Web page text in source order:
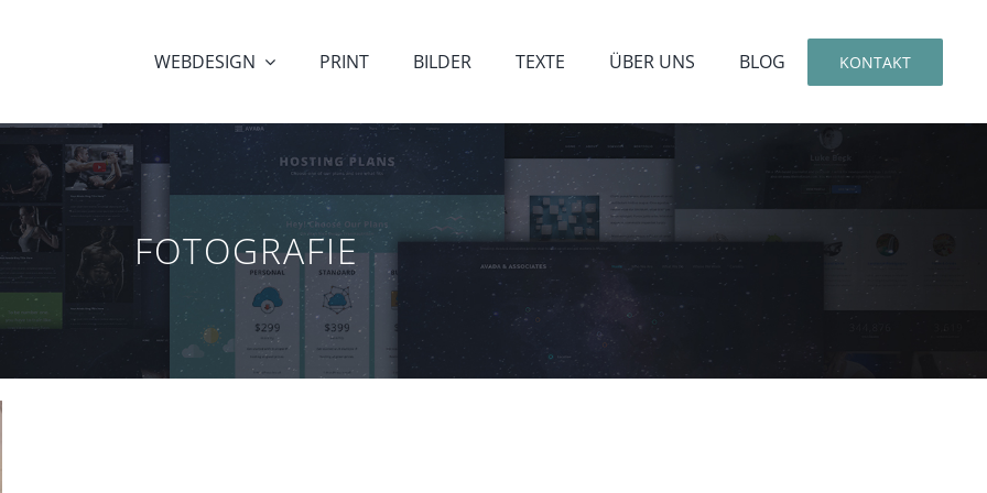
WEBDESIGN PRINT BILDER TEXTE ÜBER UNS BLOG KONTAKT
FOTOGRAFIE